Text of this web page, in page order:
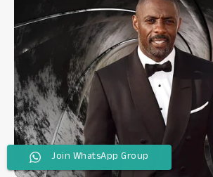
Join WhatsApp Group